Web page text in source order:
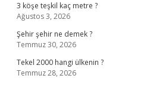
3 köşe teşkil kaç metre ?
Ağustos 3, 2026
Şehir şehir ne demek ?
Temmuz 30, 2026
Tekel 2000 hangi ülkenin ?
Temmuz 28, 2026